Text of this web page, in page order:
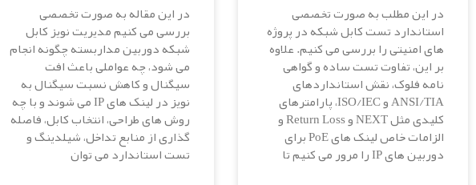
در این مطلب به صورت تخصصی
استاندارد تست کابل شبکه در پروژه
های امنیتی را بررسی می کنیم. علاوه
بر این، تفاوت تست ساده و گواهی
نامه فلوک، نقش استانداردهای
ANSI/TIA و ISO/IEC، پارامترهای
کلیدی مثل NEXT و Return Loss و
الزامات خاص لینک های PoE برای
دوربین های IP را مرور می کنیم تا
در این مقاله به صورت تخصصی
بررسی می کنیم مدیریت نویز کابل
شبکه دوربین مداربسته چگونه انجام
می شود، چه عواملی باعث افت
سیگنال و کاهش نسبت سیگنال به
نویز در لینک های IP می شوند و با چه
روش های طراحی، انتخاب کابل، فاصله
گذاری از منابع تداخل، شیلدینگ و
تست استاندارد می توان